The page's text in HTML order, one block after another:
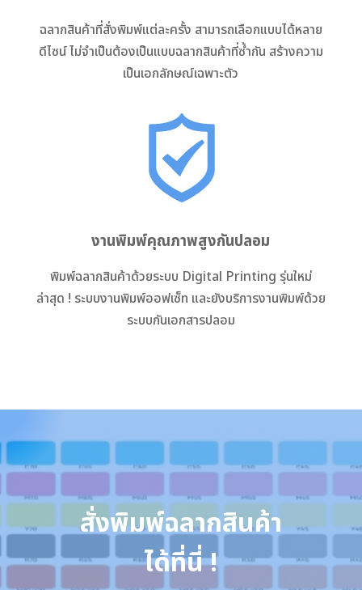
ฉลากสินค้าที่สั่งพิมพ์แต่ละครั้ง สามารถเลือกแบบได้หลาย
ดีไซน์ ไม่จำเป็นต้องเป็นแบบฉลากสินค้าที่ซ้ำกัน สร้างความ
เป็นเอกลักษณ์เฉพาะตัว
งานพิมพ์คุณภาพสูงกันปลอม
พิมพ์ฉลากสินค้าด้วยระบบ Digital Printing รุ่นใหม่
ล่าสุด ! ระบบงานพิมพ์ออฟเซ็ท และยังบริการงานพิมพ์ด้วย
ระบบกันเอกสารปลอม
สั่งพิมพ์ฉลากสินค้า
ได้ที่นี่ !